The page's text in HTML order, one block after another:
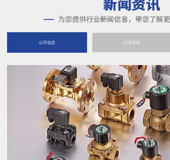
公司动态 行业资讯